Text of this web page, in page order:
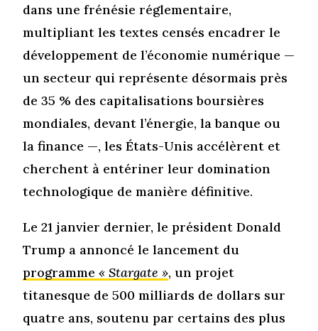
dans une frénésie réglementaire,
multipliant les textes censés encadrer le
développement de l’économie numérique —
un secteur qui représente désormais près
de 35 % des capitalisations boursières
mondiales, devant l’énergie, la banque ou
la finance —, les États-Unis accélèrent et
cherchent à entériner leur domination
technologique de manière définitive.
Le 21 janvier dernier, le président Donald
Trump a annoncé le lancement du
programme« Stargate », un projet
titanesque de 500 milliards de dollars sur
quatre ans, soutenu par certains des plus